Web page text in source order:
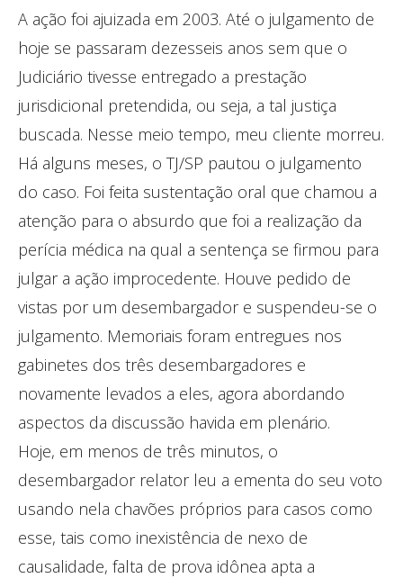
A ação foi ajuizada em 2003. Até o julgamento de
hoje se passaram dezesseis anos sem que o
Judiciário tivesse entregado a prestação
jurisdicional pretendida, ou seja, a tal justiça
buscada. Nesse meio tempo, meu cliente morreu.
Há alguns meses, o TJ/SP pautou o julgamento
do caso. Foi feita sustentação oral que chamou a
atenção para o absurdo que foi a realização da
perícia médica na qual a sentença se firmou para
julgar a ação improcedente. Houve pedido de
vistas por um desembargador e suspendeu-se o
julgamento. Memoriais foram entregues nos
gabinetes dos três desembargadores e
novamente levados a eles, agora abordando
aspectos da discussão havida em plenário.
Hoje, em menos de três minutos, o
desembargador relator leu a ementa do seu voto
usando nela chavões próprios para casos como
esse, tais como inexistência de nexo de
causalidade, falta de prova idônea apta a